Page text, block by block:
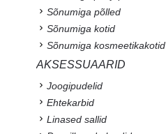
Sõnumiga põlled
Sõnumiga kotid
Sõnumiga kosmeetikakotid
AKSESSUAARID
Joogipudelid
Ehtekarbid
Linased sallid